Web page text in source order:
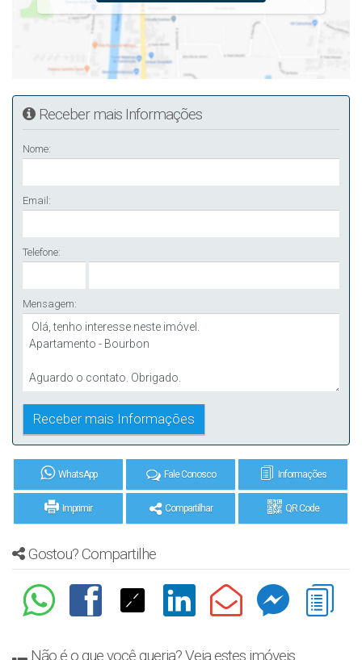
Receber mais Informações
Nome:
Email:
Telefone:
Mensagem:
WhatsApp Fale Conosco Informações
Imprimir Compartilhar QR Code
Gostou? Compartilhe
Não é o que você queria? Veja estes imóveis